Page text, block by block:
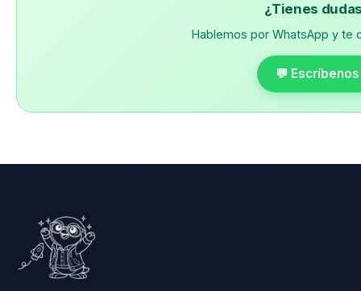
¿Tienes
Hablemos por WhatsApp y te
💬 Escríbenos